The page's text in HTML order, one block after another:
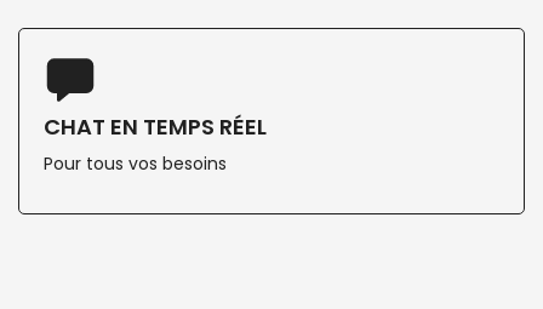
CHAT EN TEMPS RÉEL
Pour tous vos besoins